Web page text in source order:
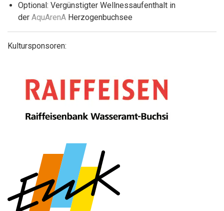
Optional: Vergünstigter Wellnessaufenthalt in
der AquArenAHerzogenbuchsee
Kultursponsoren: